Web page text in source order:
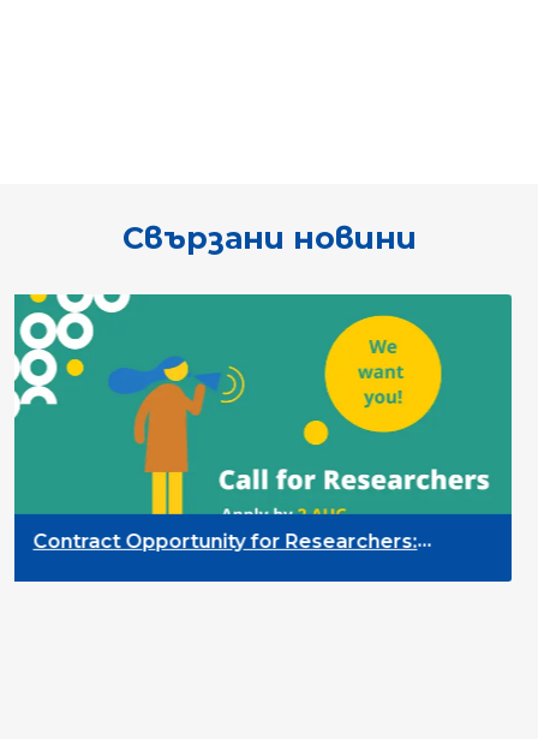
Свързани новини
Contract Opportunity for Researchers:
Priority